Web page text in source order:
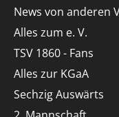
News von anderen
Alles zum e. V.
TSV 1860 - Fans
Alles zur KGaA
Sechzig Auswärts